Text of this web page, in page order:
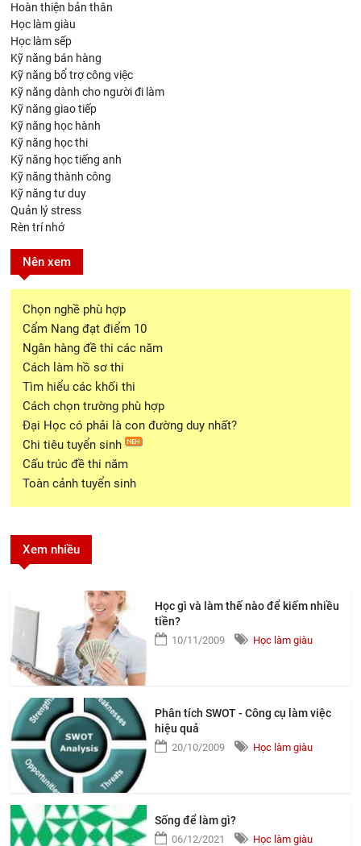
Hoàn thiện bản thân
Học làm giàu
Học làm sếp
Kỹ năng bán hàng
Kỹ năng bổ trợ công việc
Kỹ năng dành cho người đi làm
Kỹ năng giao tiếp
Kỹ năng học hành
Kỹ năng học thi
Kỹ năng học tiếng anh
Kỹ năng thành công
Kỹ năng tư duy
Quản lý stress
Rèn trí nhớ
Nên xem
Chọn nghề phù hợp
Cẩm Nang đạt điểm 10
Ngân hàng đề thi các năm
Cách làm hồ sơ thi
Tìm hiểu các khối thi
Cách chọn trường phù hợp
Đại Học có phải là con đường duy nhất?
Chi tiêu tuyển sinh
Cấu trúc đề thi năm
Toàn cảnh tuyển sinh
Xem nhiều
Học gì và làm thế nào để kiếm nhiều
tiền?
10/11/2009 Học làm giàu
Phân tích SWOT - Công cụ làm việc
hiệu quả
20/10/2009 Học làm giàu
Sống để làm gì?
06/12/2021 Học làm giàu